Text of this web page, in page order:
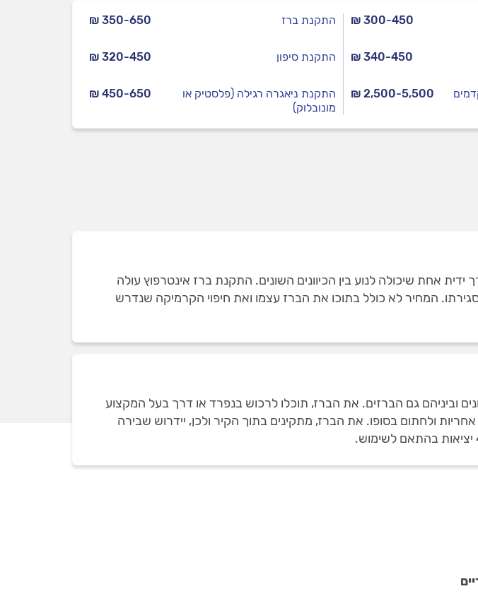
₪ 300-450
₪ 340-450
₪ 2,500-5,500
₪ 350-650 התקנת ברז
₪ 320-450 התקנת סיפון
₪ 450-650
התקנת ניאגרה רגילה (פלסטיק או
מונובלוק)
אחת שיכולה לנוע בין הכיוונים השונים. התקנת ברז אינטרפוץ עולה
המחיר לא כולל בתוכו את הברז עצמו ואת חיפוי הקרמיקה שנדרש
וביניהם גם הברזים. את הברז, תוכלו לרכוש בנפרד או דרך בעל המקצוע
ולחתום בסופו. את הברז, מתקינים בתוך הקיר ולכן, יידרוש שבירה